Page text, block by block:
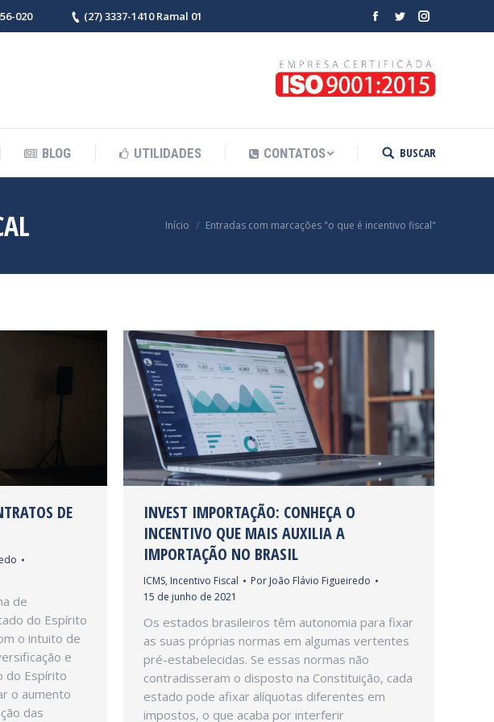
020 (27) 3337-1410 Ramal 01
Facebook
TwitterInstagram
BLOG UTILIDADES CONTATOS Search:
BUSCAR
Você está aqui:
Início Entradas com marcações "o que é incentivo fiscal"
DE
de
do Espírito
o intuito de
e
do Espírito
o aumento
das
INVEST IMPORTAÇÃO: CONHEÇA O
INCENTIVO QUE MAIS AUXILIA A
IMPORTAÇÃO NO BRASIL
ICMS, Incentivo Fiscal Por João Flávio Figueiredo
15 de junho de 2021
Os estados brasileiros têm autonomia para fixar
as suas próprias normas em algumas vertentes
pré-estabelecidas. Se essas normas não
contradisseram o disposto na Constituição, cada
estado pode afixar alíquotas diferentes em
impostos, o que acaba por interferir